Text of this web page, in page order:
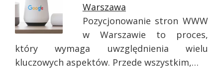
Warszawa
Pozycjonowanie stron WWW
w Warszawie to proces,
który wymaga uwzględnienia wielu
kluczowych aspektów. Przede wszystkim,…